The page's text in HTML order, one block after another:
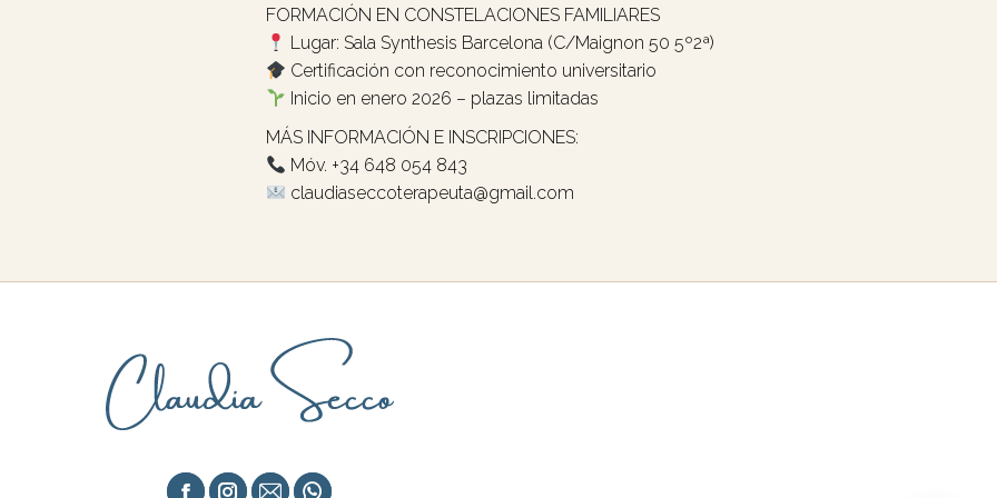
FORMACIÓN EN CONSTELACIONES FAMILIARES
Lugar: Sala Synthesis Barcelona (C/Maignon 50 5º2ª)
Certificación con reconocimiento universitario
Inicio en enero 2026 – plazas limitadas
MÁS INFORMACIÓN E INSCRIPCIONES:
Móv. +34 648 054 843
claudiaseccoterapeuta@gmail.com